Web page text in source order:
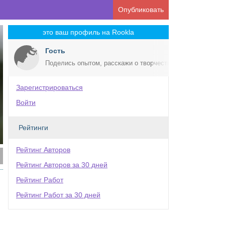
Опубликовать
это ваш профиль на Rookla
Гость
Поделись опытом, расскажи о творчестве!
Зарегистрироваться
Войти
Рейтинги
Рейтинг Авторов
Рейтинг Авторов за 30 дней
Рейтинг Работ
Рейтинг Работ за 30 дней